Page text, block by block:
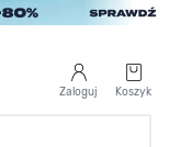
Zaloguj Koszyk